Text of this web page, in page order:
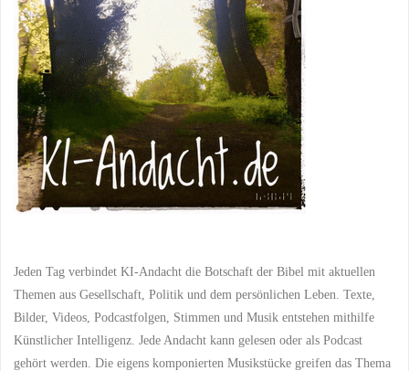
Jeden Tag verbindet KI-Andacht die Botschaft der Bibel mit aktuellen
Themen aus Gesellschaft, Politik und dem persönlichen Leben. Texte,
Bilder, Videos, Podcastfolgen, Stimmen und Musik entstehen mithilfe
Künstlicher Intelligenz. Jede Andacht kann gelesen oder als Podcast
gehört werden. Die eigens komponierten Musikstücke greifen das Thema